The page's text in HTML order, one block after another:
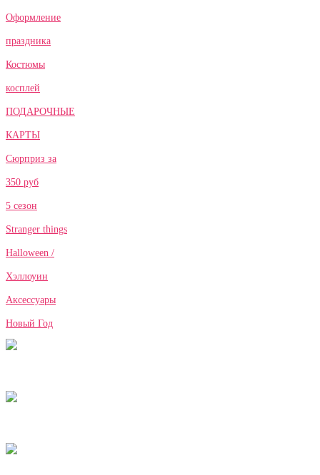
Оформление
праздника
Костюмы
косплей
ПОДАРОЧНЫЕ
КАРТЫ
Сюрприз за
350 руб
5 сезон
Stranger things
Halloween /
Хэллоуин
Аксессуары
Новый Год